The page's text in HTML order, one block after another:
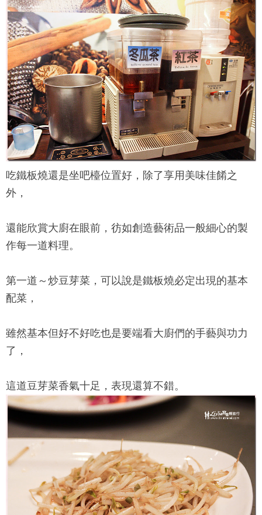
吃鐵板燒還是坐吧檯位置好，除了享用美味佳餚之
外，
還能欣賞大廚在眼前，彷如創造藝術品一般細心的製
作每一道料理。
第一道～炒豆芽菜，可以說是鐵板燒必定出現的基本
配菜，
雖然基本但好不好吃也是要端看大廚們的手藝與功力
了，
這道豆芽菜香氣十足，表現還算不錯。